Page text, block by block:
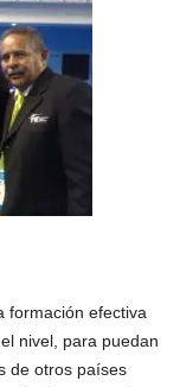
formación efectiva
nivel, para puedan
de otros países